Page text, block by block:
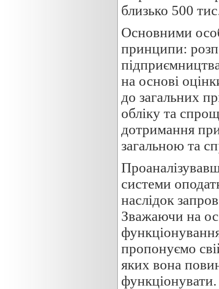
близько 500
Основними
принципи:
на основі
до загальних
обліку та
дотримання
загальною та
системи
наслідок
Зважаючи на
пропонуємо
яких вона
функціонувати.